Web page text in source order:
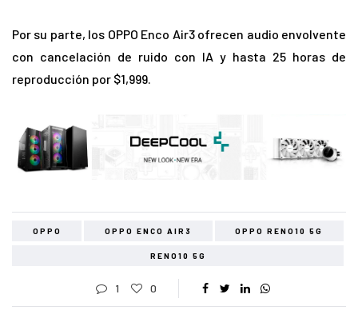
Por su parte, los OPPO Enco Air3 ofrecen audio envolvente
con cancelación de ruido con IA y hasta 25 horas de
reproducción por $1,999.
OPPO OPPO ENCO AIR3 OPPO RENO10 5G
RENO10 5G
1 0